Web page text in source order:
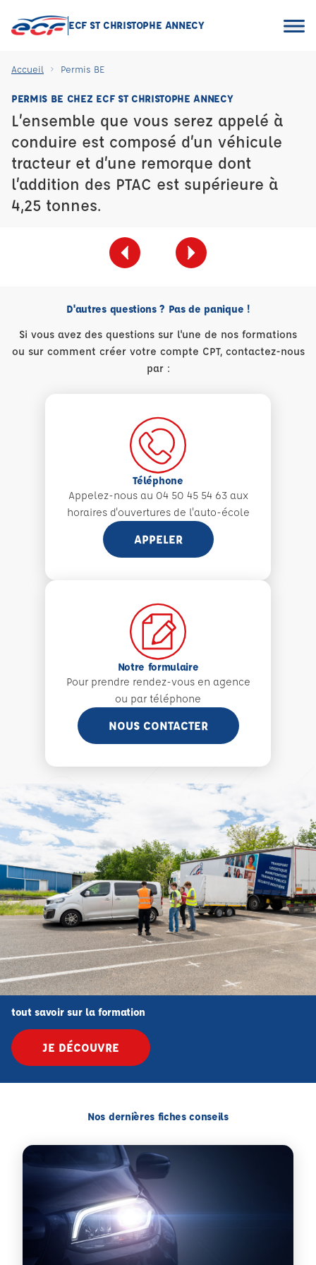
ECF ST CHRISTOPHE ANNECY
Accueil Permis BE
PERMIS BE CHEZ ECF ST CHRISTOPHE ANNECY
L’ensemble que vous serez appelé à
conduire est composé d’un véhicule
tracteur et d’une remorque dont
l’addition des PTAC est supérieure à
4,25 tonnes.
D'autres questions ? Pas de panique !
Si vous avez des questions sur l'une de nos formations
ou sur comment créer votre compte CPT, contactez-nous
par :
Téléphone
Appelez-nous au 04 50 45 54 63 aux
horaires d'ouvertures de l'auto-école
APPELER
Notre formulaire
Pour prendre rendez-vous en agence
ou par téléphone
NOUS CONTACTER
tout savoir sur la formation
JE DÉCOUVRE
Nos dernières fiches conseils